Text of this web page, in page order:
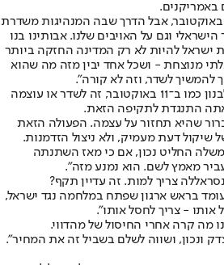
באמריקנים.
"משהו מאוד יסודי נשבר ב־7 באוקטובר, אבל הדרך שבה המנהיגות משדרת
וגם על האויבים שלנו. אבותינו בנו
את ישראל להיות לא רק המדינה החזקה ביותר
מנוצחת - ושכל אחד יבין מזה מה שהוא
להמשיך לשדר, וזה לא קורה".
וכשנמנעים מתקיפת מנע בלבנון כמו ב־11 באוקטובר, זה לשדר או עוצמה
אתה התנגדת לתקיפה הזאת.
שהיא תחזור על עצמה. הפעולה הזאת
שיקול דעת מעמיק, ולא ניצול הזדמנות.
החליט נכון, אם כי מאז השתנתה
מאמץ לשם. הוא נמנע מזה".
צריך למות. זה עדיין תקף?
בראש ארגון שפתח במלחמה נגד ישראל,
אותו - צריך לחסל אותו".
מה קרה אחרי החיסול של מהדווי.
ונכון, ושווה לשלם בשביל זה את המחיר".